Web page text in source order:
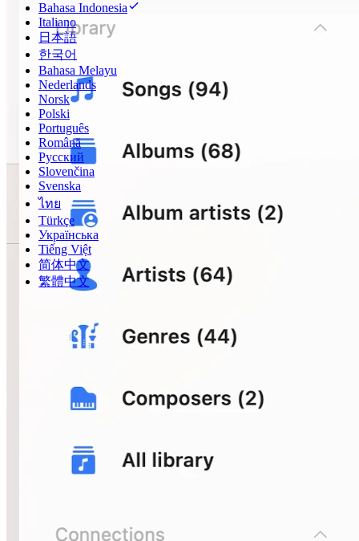
Bahasa Indonesia
Italiano
日本語
한국어
Bahasa Melayu
Nederlands
Norsk
Polski
Português
Română
Русский
Slovenčina
Svenska
ไทย
Türkçe
Українська
Tiếng Việt
简体中文
繁體中文